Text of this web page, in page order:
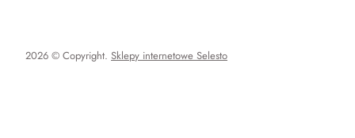
2026 © Copyright. Sklepy internetowe Selesto